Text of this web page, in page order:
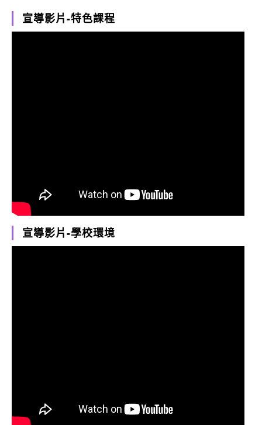
宣導影片-特色課程
宣導影片-學校環境